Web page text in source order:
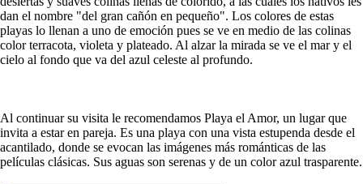
dan el nombre "del gran cañón en pequeño". Los colores de estas
playas lo llenan a uno de emoción pues se ve en medio de las colinas
color terracota, violeta y plateado. Al alzar la mirada se ve el mar y el
cielo al fondo que va del azul celeste al profundo.
Al continuar su visita le recomendamos Playa el Amor, un lugar que
invita a estar en pareja. Es una playa con una vista estupenda desde el
acantilado, donde se evocan las imágenes más románticas de las
películas clásicas. Sus aguas son serenas y de un color azul trasparente.